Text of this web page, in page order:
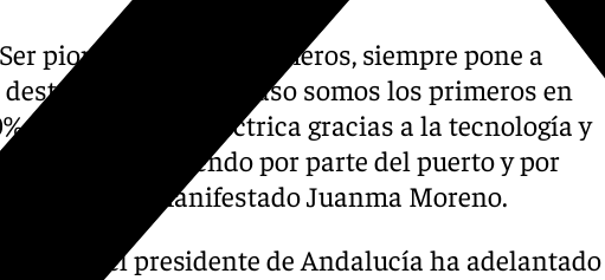
pioneros, ser los primeros, siempre pone a
y en este caso somos los primeros en
de propulsión eléctrica gracias a la tecnología y
que se está haciendo por parte del puerto y por
ha manifestado Juanma Moreno.
barcos, el presidente de Andalucía ha adelantado